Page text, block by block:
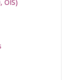
OIS)